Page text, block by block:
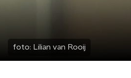
foto: Lilian van Rooij